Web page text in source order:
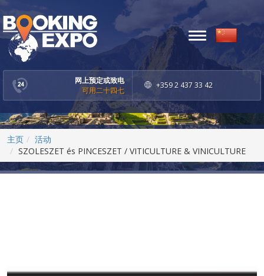
网上预定或致电
可用二十四七
+359 2 437 33 42
Toggle
navigation
主页
活动
SZOLESZET és PINCESZET / VITICULTURE & VINICULTURE